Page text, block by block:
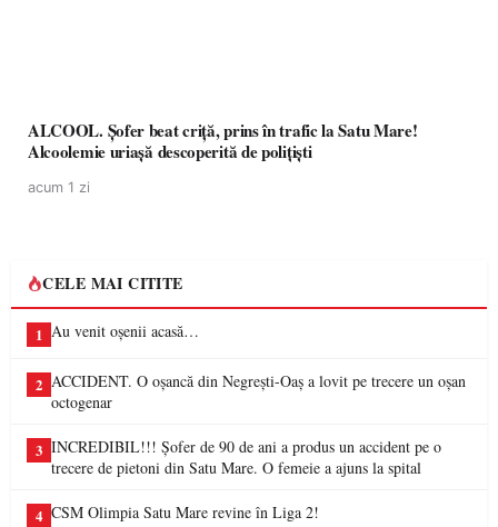
ALCOOL. Șofer beat criță, prins în trafic la Satu Mare!
Alcoolemie uriașă descoperită de polițiști
acum 1 zi
CELE MAI CITITE
1 Au venit oșenii acasă…
2 ACCIDENT. O oșancă din Negrești-Oaș a lovit pe trecere un oșan
octogenar
3 INCREDIBIL!!! Șofer de 90 de ani a produs un accident pe o
trecere de pietoni din Satu Mare. O femeie a ajuns la spital
4 CSM Olimpia Satu Mare revine în Liga 2!